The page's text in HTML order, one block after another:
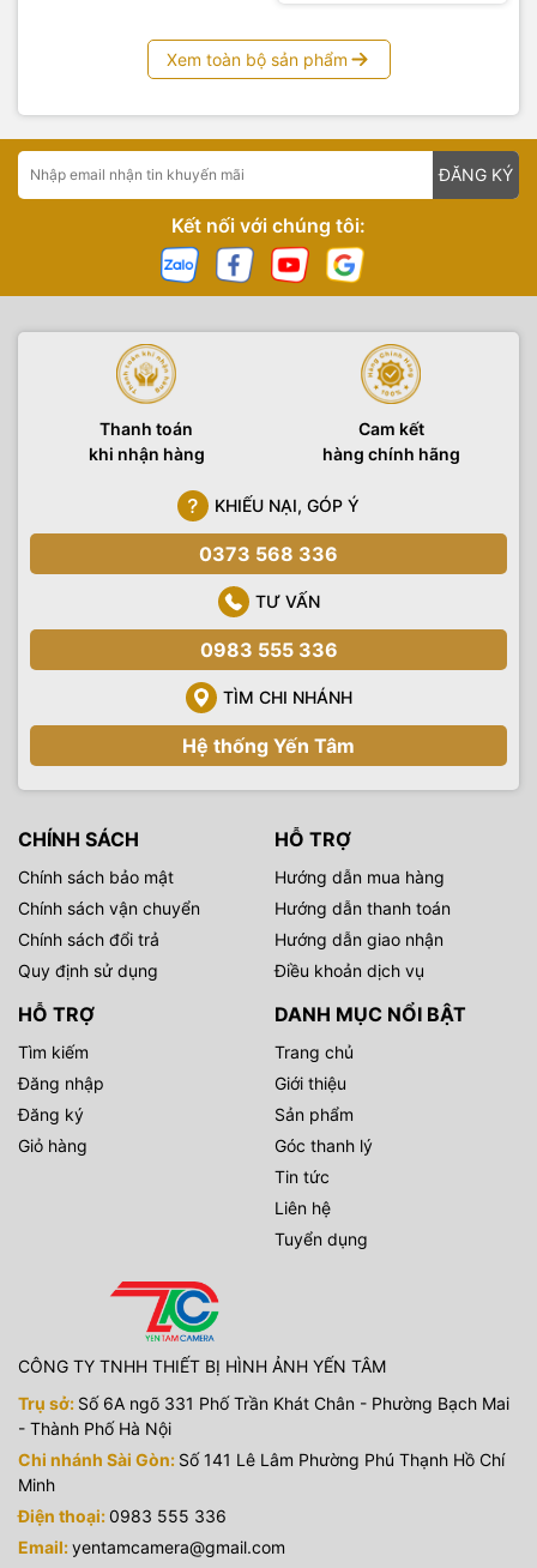
Xem toàn bộ sản phẩm
ĐĂNG KÝ
Kết nối với chúng tôi:
Thanh toán
khi nhận hàng
Cam kết
hàng chính hãng
KHIẾU NẠI, GÓP Ý
0373 568 336
TƯ VẤN
0983 555 336
TÌM CHI NHÁNH
Hệ thống Yến Tâm
CHÍNH SÁCH
Chính sách bảo mật
Chính sách vận chuyển
Chính sách đổi trả
Quy định sử dụng
HỖ TRỢ
Hướng dẫn mua hàng
Hướng dẫn thanh toán
Hướng dẫn giao nhận
Điều khoản dịch vụ
HỖ TRỢ
Tìm kiếm
Đăng nhập
Đăng ký
Giỏ hàng
DANH MỤC NỔI BẬT
Trang chủ
Giới thiệu
Sản phẩm
Góc thanh lý
Tin tức
Liên hệ
Tuyển dụng
CÔNG TY TNHH THIẾT BỊ HÌNH ẢNH YẾN TÂM
Trụ sở: Số 6A ngõ 331 Phố Trần Khát Chân - Phường Bạch Mai
- Thành Phố Hà Nội
Chi nhánh Sài Gòn: Số 141 Lê Lâm Phường Phú Thạnh Hồ Chí
Minh
Điện thoại:0983 555 336
Email:yentamcamera@gmail.com